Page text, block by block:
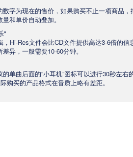
字为现在的售价，如果购买不止一项商品
和单价自动叠加。
"
，Hi-Res文件会比CD文件提供高达3-6倍的
异，一般需要10-60分钟。
单曲后面的“小耳机”图标可以进行30秒左右
购买的产品格式在音质上略有差距。